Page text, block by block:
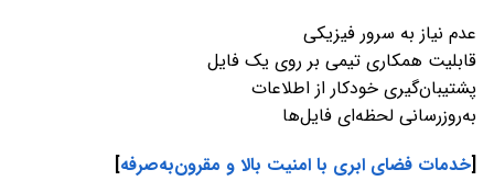
عدم نیاز به سرور فیزیکی
قابلیت همکاری تیمی بر روی یک فایل
پشتیبان‌گیری خودکار از اطلاعات
به‌روزرسانی لحظه‌ای فایل‌ها
[خدمات فضای ابری با امنیت بالا و مقرون‌به‌صرفه]